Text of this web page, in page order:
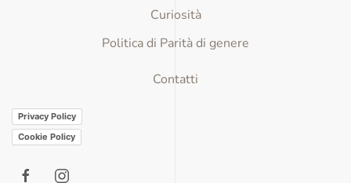
Curiosità
Politica di Parità di genere
Contatti
Privacy Policy
Cookie Policy